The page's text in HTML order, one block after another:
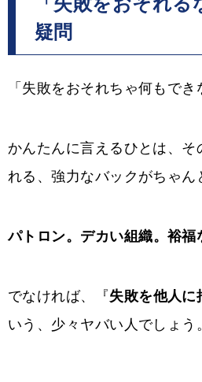
疑問
「失敗をおそれちゃ何もでき
かんたんに言えるひとは、そ
れる、強力なバックがちゃん
パトロン。 デカい組織。裕
でなければ、『失敗を他人に
いう、少々ヤバい人でしょう